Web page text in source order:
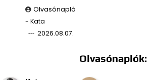
Olvasónapló
- Kata
2026.08.07.
Olvasónaplók: